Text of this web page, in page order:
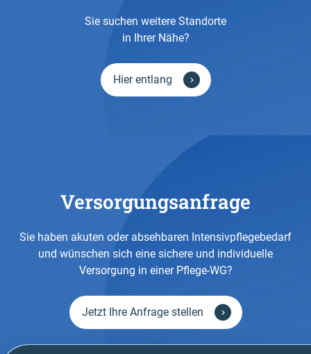
Sie suchen weitere Standorte
in Ihrer Nähe?
Hier entlang
Versorgungsanfrage
Sie haben akuten oder absehbaren Intensivpflegebedarf
und wünschen sich eine sichere und individuelle
Versorgung in einer Pflege-WG?
Jetzt Ihre Anfrage stellen